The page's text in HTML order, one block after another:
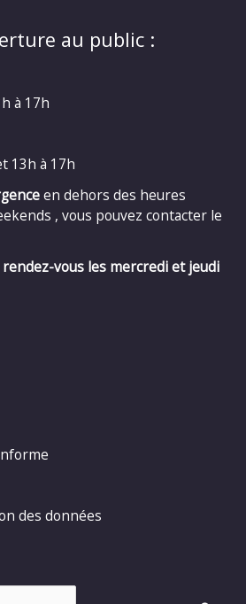
au public :
à 17h
13h à 17h
en dehors des heures
, vous pouvez contacter le
rendez-vous les mercredi et jeudi
des données